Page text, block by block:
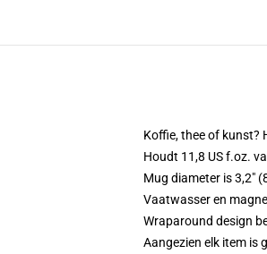
Koffie, thee of kunst?
Houdt 11,8 US f.oz.
Mug diameter is 3,2"
Vaatwasser en
Wraparound design
Aangezien elk item is